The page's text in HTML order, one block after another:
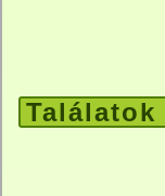
Találatok